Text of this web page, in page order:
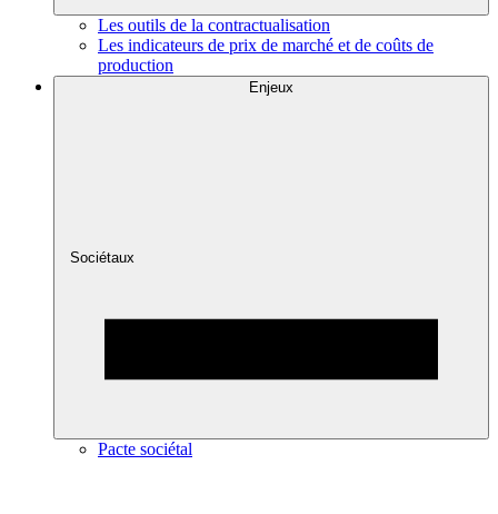
Les outils de la contractualisation
Les indicateurs de prix de marché et de coûts de
production
Enjeux
Sociétaux
Pacte sociétal